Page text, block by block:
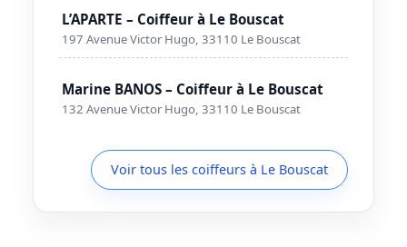
L’APARTE – Coiffeur à Le Bouscat
197 Avenue Victor Hugo, 33110 Le Bouscat
Marine BANOS – Coiffeur à Le Bouscat
132 Avenue Victor Hugo, 33110 Le Bouscat
Voir tous les coiffeurs à Le Bouscat